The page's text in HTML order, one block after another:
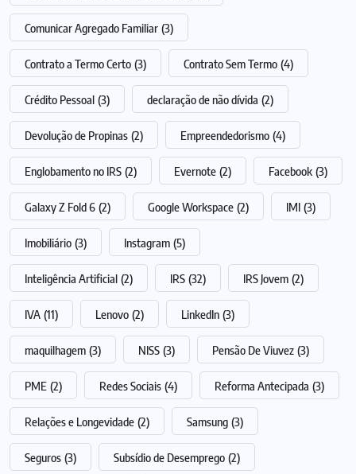
Comunicar Agregado Familiar (3)
Contrato a Termo Certo (3) Contrato Sem Termo (4)
Crédito Pessoal (3) declaração de não dívida (2)
Devolução de Propinas (2) Empreendedorismo (4)
Englobamento no IRS (2) Evernote (2) Facebook (3)
Galaxy Z Fold 6 (2) Google Workspace (2) IMI (3)
Imobiliário (3) Instagram (5)
Inteligência Artificial (2) IRS (32) IRS Jovem (2)
IVA (11) Lenovo (2) LinkedIn (3)
maquilhagem (3) NISS (3) Pensão De Viuvez (3)
PME (2) Redes Sociais (4) Reforma Antecipada (3)
Relações e Longevidade (2) Samsung (3)
Seguros (3) Subsídio de Desemprego (2)